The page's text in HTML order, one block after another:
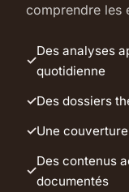
comprendre les
Des analyses
quotidienne
Des dossiers
Une
Des contenus
documentés